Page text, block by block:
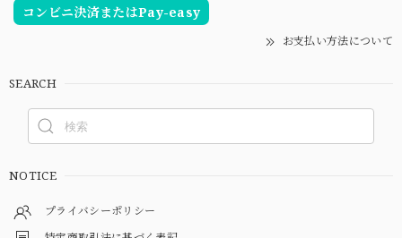
コンビニ決済またはPay-easy
お支払い方法について
SEARCH
NOTICE
プライバシーポリシー